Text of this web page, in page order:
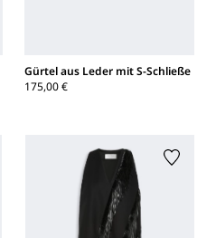
Gürtel aus Leder mit S-Schließe
175,00 €